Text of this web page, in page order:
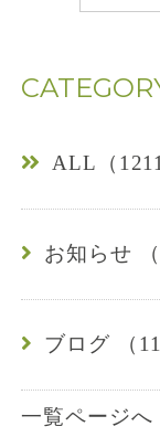
6
7
ALL（1211
お知らせ （
ブログ （
一覧ページへ